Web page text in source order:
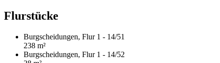
Flurstücke
Burgscheidungen, Flur 1 - 14/51
238 m²
Burgscheidungen, Flur 1 - 14/52